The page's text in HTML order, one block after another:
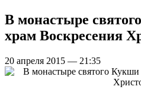
В монастыре
храм Воскресения
20 апреля 2015 — 21:35